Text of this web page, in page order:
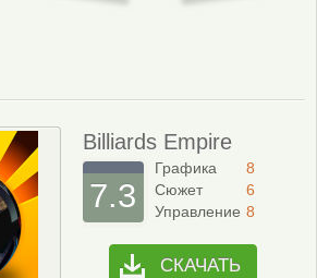
Billiards Empire
7.3
Графика
Сюжет
Управление
8
6
8
СКАЧАТЬ